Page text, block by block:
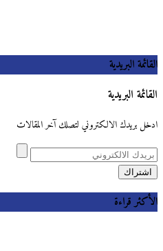
القائمة البريدية
القائمة البريدية
ادخل بريدك الالكتروني لتصلك آخر المقالات
الأكثر قراءة